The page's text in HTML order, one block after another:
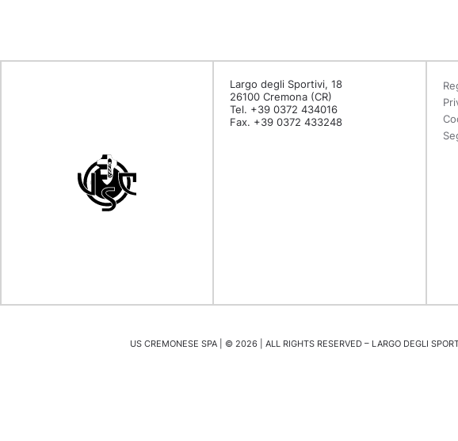
Largo degli Sportivi, 18
26100 Cremona (CR)
Tel. +39 0372 434016
Fax. +39 0372 433248
US CREMONESE SPA | © 2026 | ALL RIGHTS RESERVED – LARGO DEGLI